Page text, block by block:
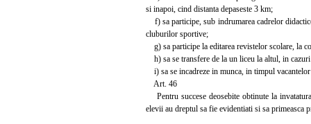
si inapoi, cind distanta depaseste 3 km;
f) sa participe, sub indrumarea cadrelor
cluburilor sportive;
g) sa participe la editarea revistelor scolare, la
h) sa se transfere de la un liceu la altul, in
i) sa se incadreze in munca, in timpul
Art. 46
Pentru succese deosebite obtinute la
elevii au dreptul sa fie evidentiati si sa primeasca